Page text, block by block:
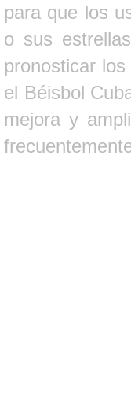
para que los
o sus
pronosticar
el Béisbol
mejora y